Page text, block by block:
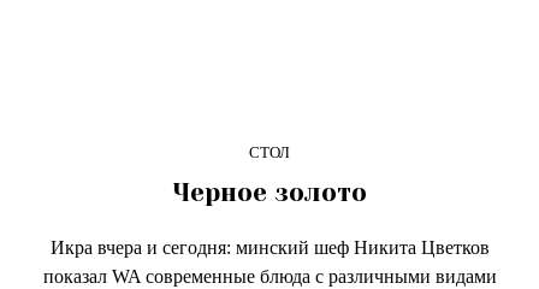
СТОЛ
Черное золото
Икра вчера и сегодня: минский шеф Никита Цветков
показал WA современные блюда с различными видами